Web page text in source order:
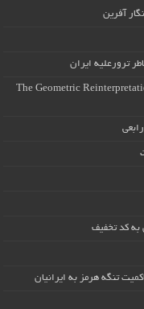
آفرین
ترورعلیه ایران
The Geometric
به کد تخفیف
تنگه هرمز به ایرانیان